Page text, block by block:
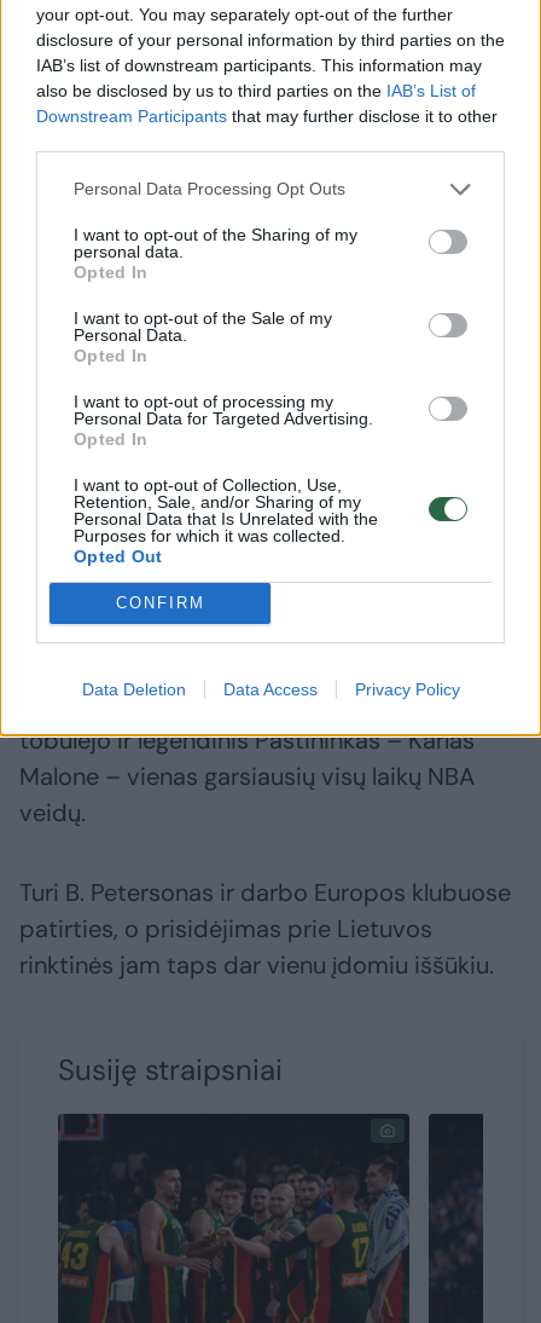
your opt-out. You may separately opt-out of the further
disclosure of your personal information by third parties on the
IAB’s list of downstream participants. This information may
also be disclosed by us to third parties on the IAB’s List of
Downstream Participants that may further disclose it to other
Personal Data Processing Opt Outs
I want to opt-out of the Sharing of my
personal data.
Opted In
I want to opt-out of the Sale of my
Personal Data.
Opted In
I want to opt-out of processing my
Personal Data for Targeted Advertising.
Opted In
I want to opt-out of Collection, Use,
Retention, Sale, and/or Sharing of my
Personal Data that Is Unrelated with the
Purposes for which it was collected.
Opted Out
CONFIRM
Data Deletion Data Access Privacy Policy
„Labai gerbiu Lietuvos krepšinį, asmeniškai
esu susidūręs su jūsų iškiliais žaidėjais,
tokiais kaip Šarūnas Marčiulionis, Alvydas
Pazdrazdis bei kitais. Todėl sulaukęs
pasiūlymo prisidėti prie jūsų krepšinio
programos, nedvejojau nė minutės“, – tikino
dešimtmetį. Per tą laiką jis įgijo
įvairiapusiškos patirties – tiek kaip
vyriausiasis treneris, tiek kaip asistentas, tiek
kaip individualių įgūdžių ugdymo
specialistas. Dirbdamas „Dallas Mavericks“,
„Orlando Magic“ ir „Milwaukee Bucks“
klubuose, jis treniravo Dirką Nowitzkį, Steve‘ą
treniruojamoje universiteto ekipoje kadaise
tobulėjo ir legendinis Paštininkas – Karlas
Malone – vienas garsiausių visų laikų NBA
veidų.
Turi B. Petersonas ir darbo Europos klubuose
patirties, o prisidėjimas prie Lietuvos
rinktinės jam taps dar vienu įdomiu iššūkiu.
Susiję straipsniai